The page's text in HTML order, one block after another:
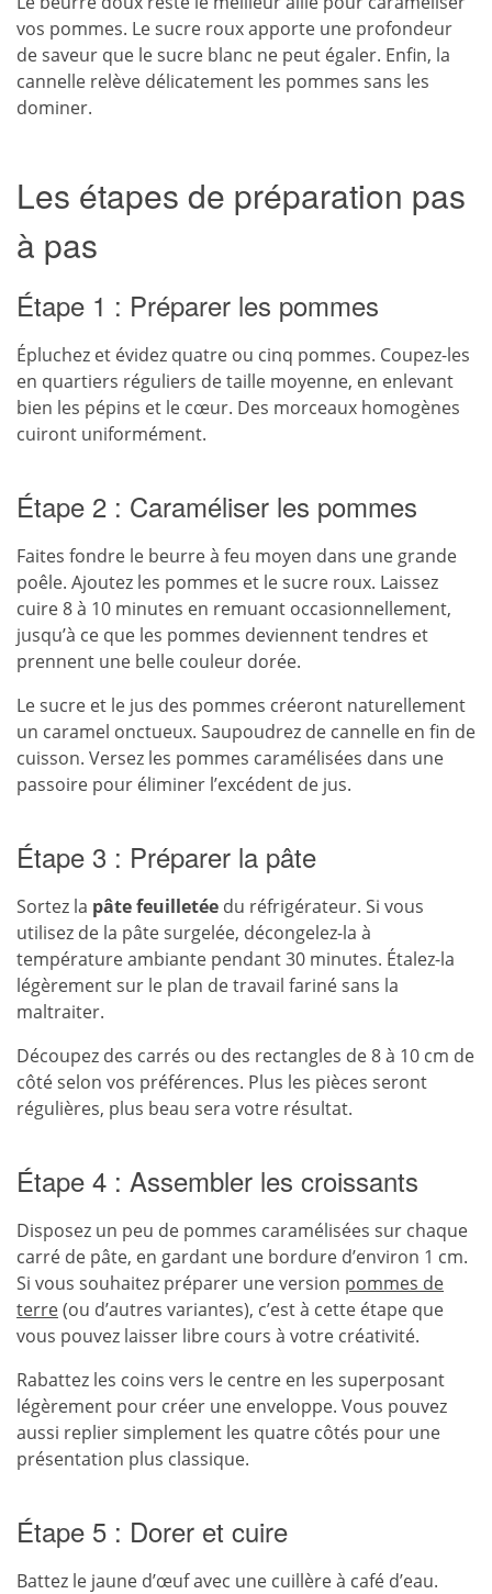
vos pommes. Le sucre roux apporte une profondeur
de saveur que le sucre blanc ne peut égaler. Enfin, la
cannelle relève délicatement les pommes sans les
dominer.
Les étapes de préparation pas
à pas
Étape 1 : Préparer les pommes
Épluchez et évidez quatre ou cinq pommes. Coupez-les
en quartiers réguliers de taille moyenne, en enlevant
bien les pépins et le cœur. Des morceaux homogènes
cuiront uniformément.
Étape 2 : Caraméliser les pommes
Faites fondre le beurre à feu moyen dans une grande
poêle. Ajoutez les pommes et le sucre roux. Laissez
cuire 8 à 10 minutes en remuant occasionnellement,
jusqu’à ce que les pommes deviennent tendres et
prennent une belle couleur dorée.
Le sucre et le jus des pommes créeront naturellement
un caramel onctueux. Saupoudrez de cannelle en fin de
cuisson. Versez les pommes caramélisées dans une
passoire pour éliminer l’excédent de jus.
Étape 3 : Préparer la pâte
Sortez la pâte feuilletée du réfrigérateur. Si vous
utilisez de la pâte surgelée, décongelez-la à
température ambiante pendant 30 minutes. Étalez-la
légèrement sur le plan de travail fariné sans la
maltraiter.
Découpez des carrés ou des rectangles de 8 à 10 cm de
côté selon vos préférences. Plus les pièces seront
régulières, plus beau sera votre résultat.
Étape 4 : Assembler les croissants
Disposez un peu de pommes caramélisées sur chaque
carré de pâte, en gardant une bordure d’environ 1 cm.
Si vous souhaitez préparer une version pommes de
terre(ou d’autres variantes), c’est à cette étape que
vous pouvez laisser libre cours à votre créativité.
Rabattez les coins vers le centre en les superposant
légèrement pour créer une enveloppe. Vous pouvez
aussi replier simplement les quatre côtés pour une
présentation plus classique.
Étape 5 : Dorer et cuire
Battez le jaune d’œuf avec une cuillère à café d’eau.